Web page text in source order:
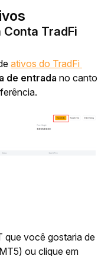
TradFi
ativos do TradFi
de entrada no canto
que você gostaria de